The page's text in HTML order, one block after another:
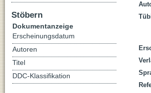
Stöbern
Dokumentanzeige
Erscheinungsdatum
Autoren
Titel
DDC-Klassifikation